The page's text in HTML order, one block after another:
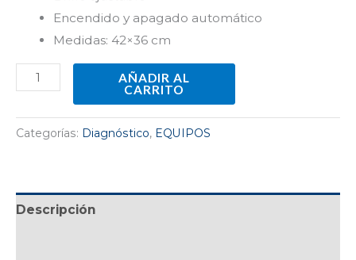
Encendido y apagado automático
Medidas: 42×36 cm
AÑADIR AL
CARRITO
Categorías: Diagnóstico, EQUIPOS
Descripción